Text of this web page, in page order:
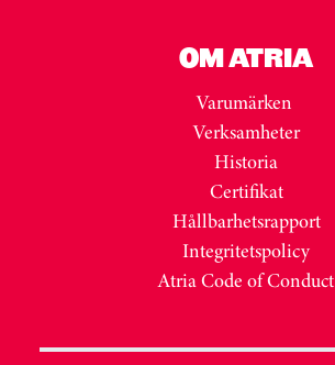
OM ATRIA
Varumärken
Verksamheter
Historia
Certifikat
Hållbarhetsrapport
Integritetspolicy
Atria Code of Conduct